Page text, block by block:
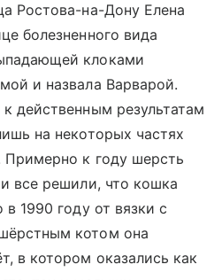
Ростова-на-Дону Елена
болезненного вида
клоками
и назвала Варварой.
действенным результатам
на некоторых частях
Примерно к году шерсть
все решили, что кошка
1990 году от вязки с
котом она
в котором оказались как